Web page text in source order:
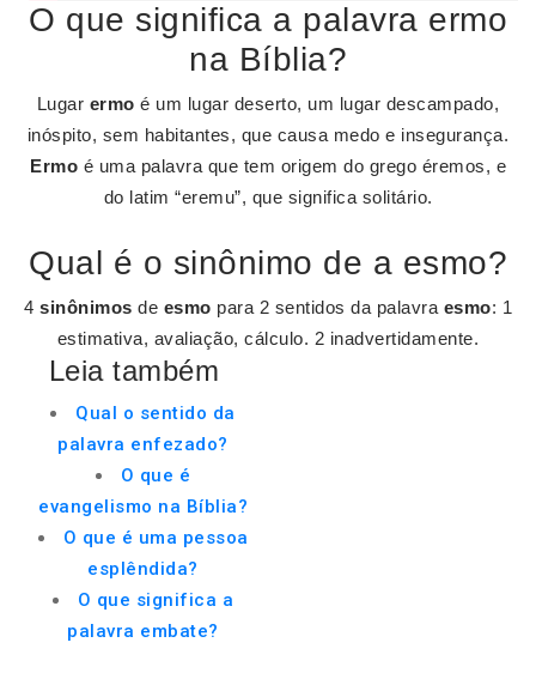
O que significa a palavra ermo
na Bíblia?
Lugar ermo é um lugar deserto, um lugar descampado,
inóspito, sem habitantes, que causa medo e insegurança.
Ermo é uma palavra que tem origem do grego éremos, e
do latim “eremu”, que significa solitário.
Qual é o sinônimo de a esmo?
4 sinônimos de esmo para 2 sentidos da palavra esmo: 1
estimativa, avaliação, cálculo. 2 inadvertidamente.
Leia também
Qual o sentido da
palavra enfezado?
O que é
evangelismo na Bíblia?
O que é uma pessoa
esplêndida?
O que significa a
palavra embate?